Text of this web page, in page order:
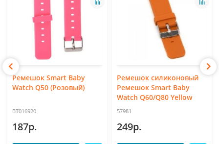
Ремешок Smart Baby
Watch Q50 (Розовый)
BT016920
187р.
Ремешок силиконовый
Ремешок Smart Baby
Watch Q60/Q80 Yellow
57981
249р.